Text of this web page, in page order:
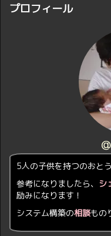
プロフィール
5人の子供を持つのおとう
参考になりましたら、 シ
励みになります！
システム構築の相談もの